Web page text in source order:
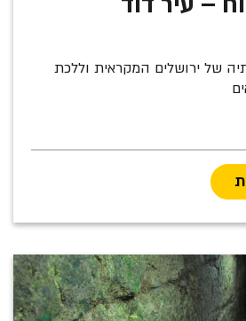
של ירושלים המקראית וללכת